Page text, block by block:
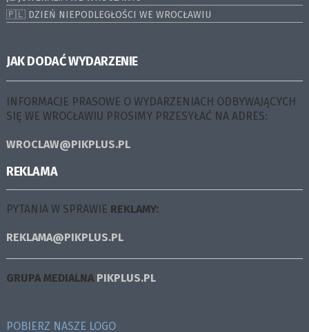
🇵🇱 DZIEŃ NIEPODLEGŁOŚCI WE WROCŁAWIU
JAK DODAĆ WYDARZENIE
INFORMACJE PRASOWE O WYDARZENIACH ODBYWAJĄCYCH
SIĘ WE WROCŁAWIU PROSIMY PRZESYŁAĆ NA ADRES:
WROCLAW@PIKPLUS.PL
REKLAMA
PYTANIA W SPRAWIE REKLAMY:
REKLAMA@PIKPLUS.PL
GRUPA MEDIALNA PIKPLUS.PL
POBIERZ NASZE LOGO